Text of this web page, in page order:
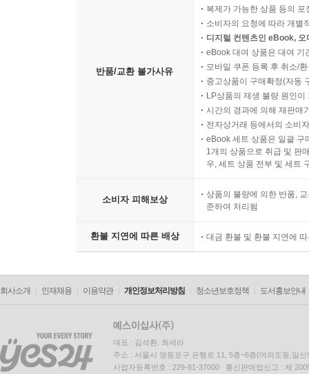
반품/교환 불가사유
복제가 가능한 상품 등의
소비자의 요청에 따라 개별
디지털 컨텐츠인 eBook,
eBook 대여 상품은 대여 기
모바일 쿠폰 등록 후 취소/
중고상품이 구매확정(자동
LP상품의 재생 불량 원인
시간의 경과에 의해 재판매
전자상거래 등에서의 소비
eBook 세트 상품은 일괄 구
1개의 상품으로 취급 및 판
우, 세트 상품 전부 및 세트
소비자 피해보상
상품의 불량에 의한 반품,
준하여 처리됨
환불 지연에 따른 배상 대금 환불 및 환불 지연에
회사소개 인재채용 이용약관 개인정보처리방침 청소년보호정책 도서홍보안내
대표 : 김석환, 최세라
주소 : 서울시 영등포구 은행로 11, 5층~6층(여의도동,일신
사업자등록번호 : 229-81-37000 통신판매업신고 : 제